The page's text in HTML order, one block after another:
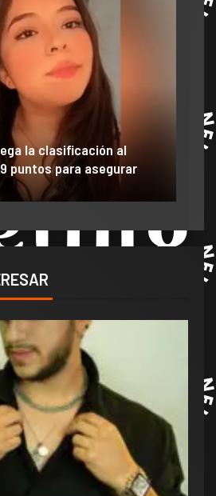
la clasificación al
puntos para asegurar